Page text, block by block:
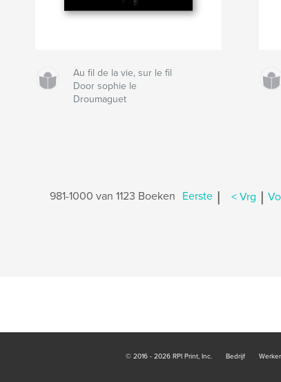
Au fil de la vie, sur le fil
Door sophie le
Droumaguet
981-1000 van 1123 Boeken Eerste < Vrg
© 2016 - 2026 RPI Print, Inc. Bedrijf